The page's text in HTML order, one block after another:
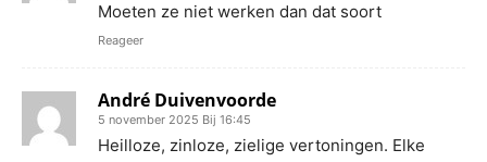
Moeten ze niet werken dan dat soort
Reageer
André Duivenvoorde
5 november 2025 Bij 16:45
Heilloze, zinloze, zielige vertoningen. Elke